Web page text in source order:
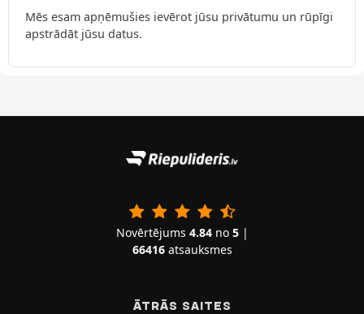
Mēs esam apņēmušies ievērot jūsu privātumu un rūpīgi
apstrādāt jūsu datus.
Novērtējums 4.84no 5|
66416atsauksmes
ĀTRĀS SAITES